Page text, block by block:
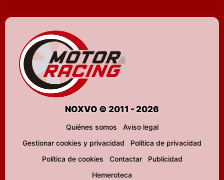
NOXVO © 2011 - 2026
Quiénes somos
Aviso legal
Gestionar cookies y privacidad
Política de privacidad
Política de cookies
Contactar
Publicidad
Hemeroteca